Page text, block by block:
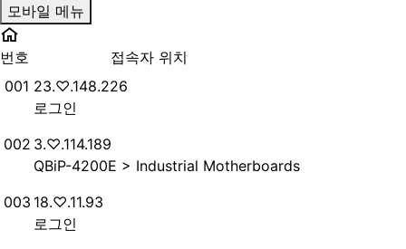
모바일 메뉴
현재 접속자 목록
번호
접속자 위치
번호
001 접속자
23.♡.148.226
로그인
번호
002 접속자
3.♡.114.189
QBiP-4200E > Industrial Motherboards
번호
003 접속자
18.♡.11.93
로그인